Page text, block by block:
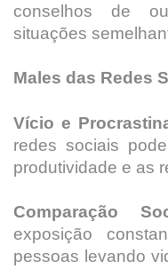
conselhos de
situações
Males das Redes
Vício e
redes sociais
produtividade e as
Comparação
exposição
pessoas levando